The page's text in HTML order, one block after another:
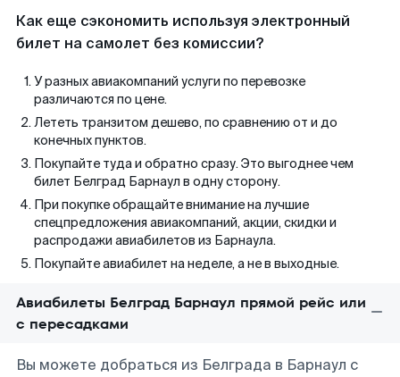
Как еще сэкономить используя электронный
билет на самолет без комиссии?
У разных авиакомпаний услуги по перевозке
различаются по цене.
Лететь транзитом дешево, по сравнению от и до
конечных пунктов.
Покупайте туда и обратно сразу. Это выгоднее чем
билет Белград Барнаул в одну сторону.
При покупке обращайте внимание на лучшие
спецпредложения авиакомпаний, акции, скидки и
распродажи авиабилетов из Барнаула.
Покупайте авиабилет на неделе, а не в выходные.
Авиабилеты Белград Барнаул прямой рейс или
с пересадками
Вы можете добраться из Белграда в Барнаул с